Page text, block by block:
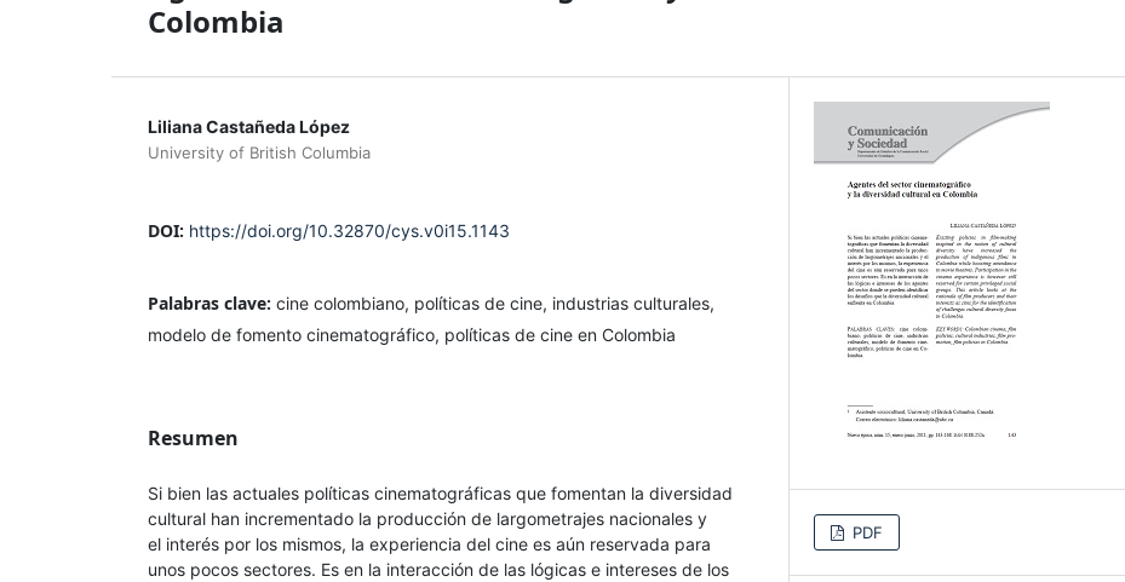
Colombia
Liliana Castañeda López
University of British Columbia
DOI: https://doi.org/10.32870/cys.v0i15.1143
Palabras clave: cine colombiano, políticas de cine, industrias culturales,
modelo de fomento cinematográfico, políticas de cine en Colombia
Resumen
Si bien las actuales políticas cinematográficas que fomentan la diversidad
cultural han incrementado la producción de largometrajes nacionales y
el interés por los mismos, la experiencia del cine es aún reservada para
unos pocos sectores. Es en la interacción de las lógicas e intereses de los
PDF